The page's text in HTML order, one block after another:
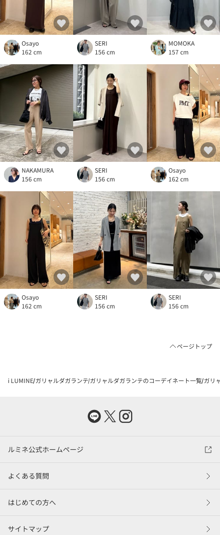
Osayo
162 cm
SERI
156 cm
MOMOKA
157 cm
NAKAMURA
156 cm
SERI
156 cm
Osayo
162 cm
Osayo
162 cm
SERI
156 cm
SERI
156 cm
ページトップ
i LUMINE ガリャルダガランテ ガリャルダガランテのコーデイネート一覧 ガリ
ルミネ公式ホームページ
よくある質問
はじめての方へ
サイトマップ